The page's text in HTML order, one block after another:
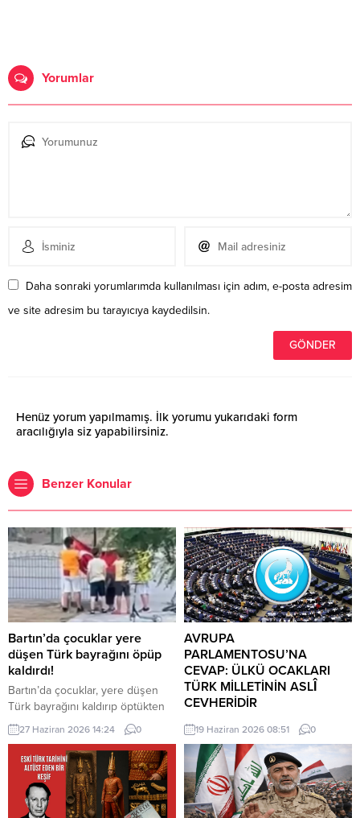
Yorumlar
Daha sonraki yorumlarımda kullanılması için adım, e-posta adresim
ve site adresim bu tarayıcıya kaydedilsin.
Henüz yorum yapılmamış. İlk yorumu yukarıdaki form
aracılığıyla siz yapabilirsiniz.
Benzer Konular
Bartın’da çocuklar yere
düşen Türk bayrağını öpüp
kaldırdı!
Bartın’da çocuklar, yere düşen
Türk bayrağını kaldırıp öptükten
sonra gelen itfaiye ekiplerinin de
yardımıyla göndere çekti. O anlar
cep telefonu kamerası tarafından
kaydedildi. Yerden kaldırıp öptüler
Kemerköprü Mahallesi’nde dün
akşam saatlerinde Cumhuriyet
27 Haziran 2026 14:24 0
AVRUPA
PARLAMENTOSU’NA
CEVAP: ÜLKÜ OCAKLARI
TÜRK MİLLETİNİN ASLÎ
CEVHERİDİR
MHP milletvekili Prof. Dr. İlyas
Topsakal AB parlamentosuna
cevap verdi: Avrupa
Parlamentosu tarafından 17
Haziran 2026 tarihinde kabul
edilen Türkiye Raporu, teknik bir
19 Haziran 2026 08:51 0